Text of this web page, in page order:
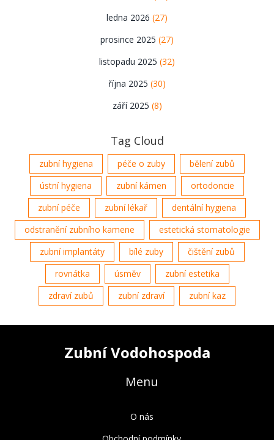
ledna 2026 (27)
prosince 2025 (27)
listopadu 2025 (32)
října 2025 (30)
září 2025 (8)
Tag Cloud
zubní hygiena péče o zuby
bělení zubů
ústní hygiena
zubní kámen
ortodoncie
zubní péče
zubní lékař
dentální hygiena
odstranění zubního kamene
estetická stomatologie
zubní implantáty
bílé zuby
čištění zubů
rovnátka
úsměv
zubní estetika
zdraví zubů
zubní zdraví zubní kaz
Zubní Vodohospoda
Menu
O nás